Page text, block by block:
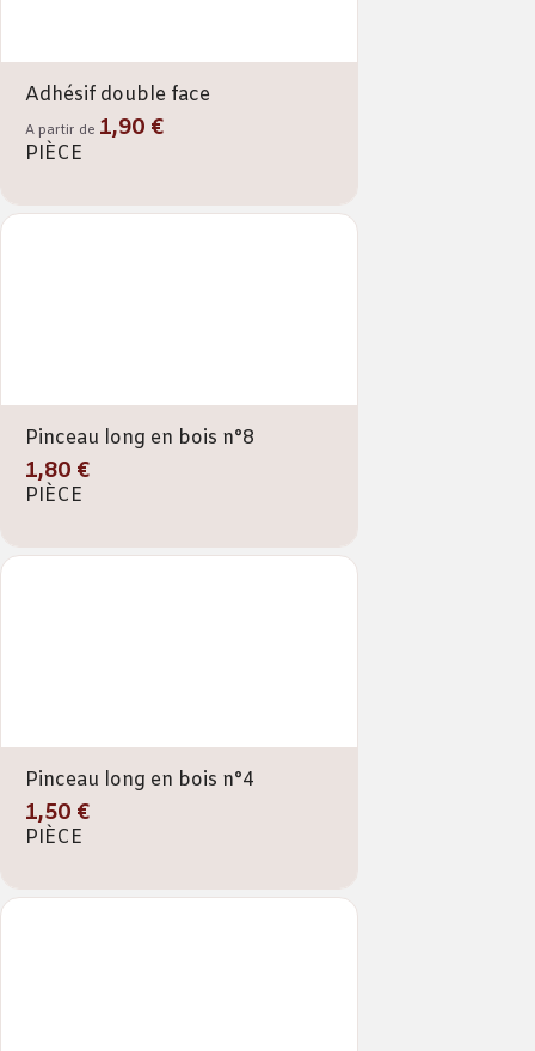
Adhésif double face
A partir de 1,90 €
PIÈCE
Pinceau long en bois n°8
1,80 €
PIÈCE
Pinceau long en bois n°4
1,50 €
PIÈCE